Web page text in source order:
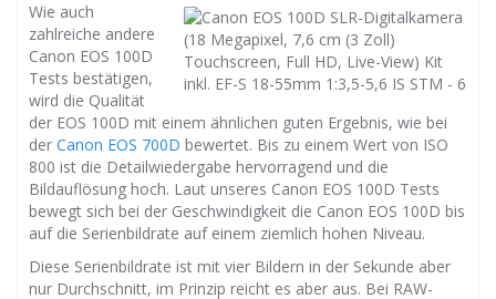
Wie auch
zahlreiche andere
Canon EOS 100D
Tests bestätigen,
wird die Qualität
der EOS 100D mit einem ähnlichen guten Ergebnis, wie bei
der Canon EOS 700D bewertet. Bis zu einem Wert von ISO
800 ist die Detailwiedergabe hervorragend und die
Bildauflösung hoch. Laut unseres Canon EOS 100D Tests
bewegt sich bei der Geschwindigkeit die Canon EOS 100D bis
auf die Serienbildrate auf einem ziemlich hohen Niveau.
Diese Serienbildrate ist mit vier Bildern in der Sekunde aber
nur Durchschnitt, im Prinzip reicht es aber aus. Bei RAW-